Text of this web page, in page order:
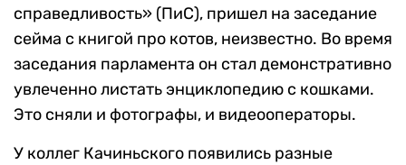
справедливость» (ПиС), пришел на заседание
сейма с книгой про котов, неизвестно. Во время
заседания парламента он стал демонстративно
увлеченно листать энциклопедию с кошками.
Это сняли и фотографы, и видеооператоры.
У коллег Качиньского появились разные